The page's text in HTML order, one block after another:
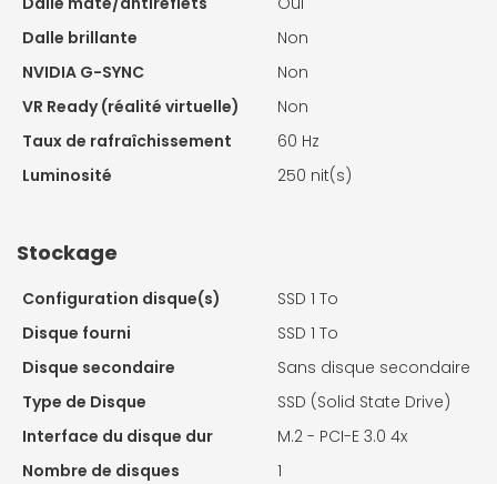
Dalle brillante
Non
NVIDIA G-SYNC
Non
VR Ready (réalité virtuelle)
Non
Taux de rafraîchissement
60 Hz
Luminosité
250 nit(s)
Stockage
Configuration disque(s)
SSD 1 To
Disque fourni
SSD 1 To
Disque secondaire
Sans disque secondaire
Type de Disque
SSD (Solid State Drive)
Interface du disque dur
M.2 - PCI-E 3.0 4x
Nombre de disques
1